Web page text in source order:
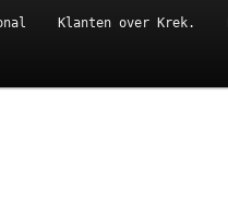
Klanten over Krek.